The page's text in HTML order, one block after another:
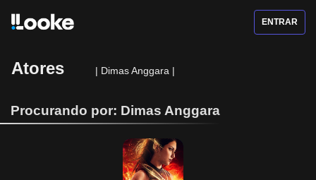
ENTRAR
Atores | Dimas Anggara |
Procurando por: Dimas Anggara
Sri Asih